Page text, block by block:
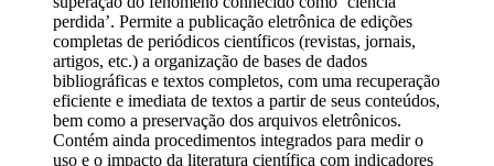
perdida’. Permite a publicação eletrônica de edições
completas de periódicos científicos (revistas, jornais,
artigos, etc.) a organização de bases de dados
bibliográficas e textos completos, com uma recuperação
eficiente e imediata de textos a partir de seus conteúdos,
bem como a preservação dos arquivos eletrônicos.
Contém ainda procedimentos integrados para medir o
uso e o impacto da literatura científica com indicadores